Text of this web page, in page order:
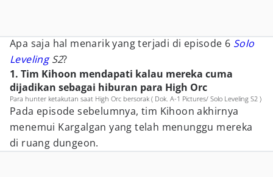
Apa saja hal menarik yang terjadi di episode 6 Solo
LevelingS2?
1. Tim Kihoon mendapati kalau mereka cuma
dijadikan sebagai hiburan para High Orc
Para hunter ketakutan saat High Orc bersorak ( Dok. A-1 Pictures/ Solo Leveling S2 )
Pada episode sebelumnya, tim Kihoon akhirnya
menemui Kargalgan yang telah menunggu mereka
di ruang dungeon.